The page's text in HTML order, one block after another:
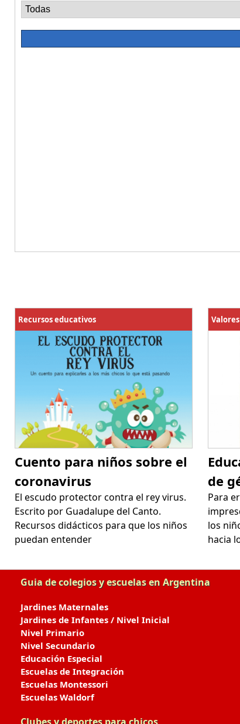
Recursos educativos
Cuento para niños sobre el
coronavirus
El escudo protector contra el rey virus.
Escrito por Guadalupe del Canto.
Recursos didácticos para que los niños
puedan entender
de
Para
los
hacia
Guia de colegios y escuelas en Argentina
Jardines Maternales
Jardines de Infantes / Nivel Inicial
Nivel Primario
Nivel Secundario
Educación Especial
Escuelas de Integración
Escuelas Montessori
Escuelas Waldorf